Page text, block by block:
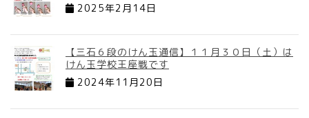
2025年2月14日
【三石６段のけん玉通信】１１月３０日（土）は
けん玉学校王座戦です
2024年11月20日